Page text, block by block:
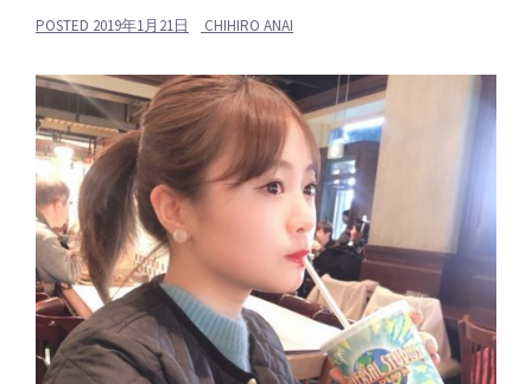
POSTED 2019年1月21日 CHIHIRO ANAI